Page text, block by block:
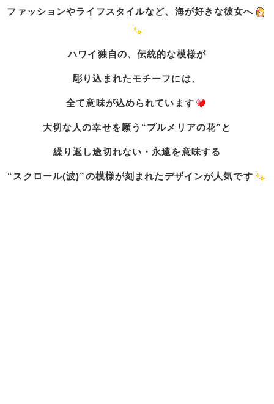
ファッションやライフスタイルなど、海が好きな彼女へ
ハワイ独自の、伝統的な模様が
彫り込まれたモチーフには、
全て意味が込められています
大切な人の幸せを願う“プルメリアの花”と
繰り返し途切れない・永遠を意味する
“スクロール(波)”の模様が刻まれたデザインが人気です